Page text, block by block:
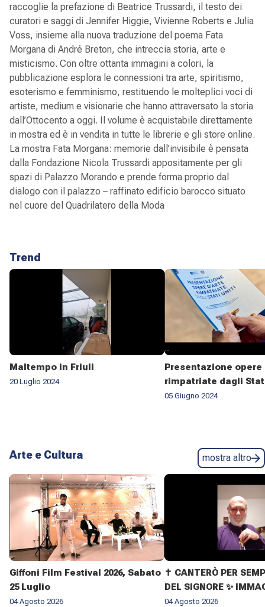
raccoglie la prefazione di Beatrice Trussardi, il testo dei
curatori e saggi di Jennifer Higgie, Vivienne Roberts e Julia
Voss, insieme alla nuova traduzione del poema Fata
Morgana di André Breton, che intreccia storia, arte e
misticismo. Con oltre ottanta immagini a colori, la
pubblicazione esplora le connessioni tra arte, spiritismo,
esoterismo e femminismo, restituendo le molteplici voci di
artiste, medium e visionarie che hanno attraversato la storia
dall’Ottocento a oggi. Il volume è acquistabile direttamente
in mostra ed è in vendita in tutte le librerie e gli store online.
La mostra Fata Morgana: memorie dall’invisibile è pensata
dalla Fondazione Nicola Trussardi appositamente per gli
spazi di Palazzo Morando e prende forma proprio dal
dialogo con il palazzo – raffinato edificio barocco situato
nel cuore del Quadrilatero della Moda
Trend
Maltempo in Friuli
20 Luglio 2024
Presentazione
rimpatriate dagli
05 Giugno 2024
Arte e Cultura mostra altro
Giffoni Film Festival 2026, Sabato
25 Luglio
04 Agosto 2026
✝️ CANTERÒ PER
DEL SIGNORE ✨
VITA
04 Agosto 2026